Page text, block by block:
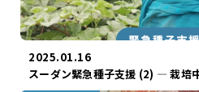
2025.01.16
スーダン緊急種子支援 (2) ― 栽培